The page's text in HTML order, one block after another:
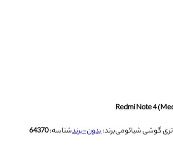
برند:بدون-برندشناسه:64370